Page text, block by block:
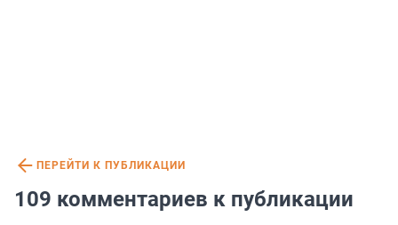
ПЕРЕЙТИ К ПУБЛИКАЦИИ
109 комментариев к публикации